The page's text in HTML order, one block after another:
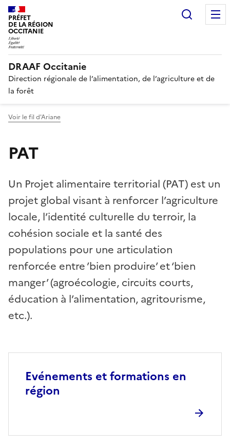
PRÉFET
DE LA RÉGION
OCCITANIE
DRAAF Occitanie
Direction régionale de l’alimentation, de l’agriculture et de
la forêt
Voir le fil d'Ariane
PAT
Un Projet alimentaire territorial (PAT) est un
projet global visant à renforcer l’agriculture
locale, l’identité culturelle du terroir, la
cohésion sociale et la santé des
populations pour une articulation
renforcée entre ’bien produire’ et ‘bien
manger’ (agroécologie, circuits courts,
éducation à l’alimentation, agritourisme,
etc.).
Evénements et formations en
région